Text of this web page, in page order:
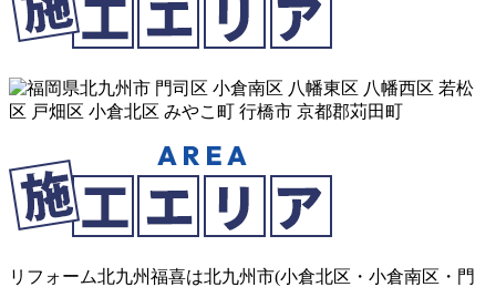
リフォーム北九州福喜は北九州市(小倉北区 ・ 小倉南区 ・ 門